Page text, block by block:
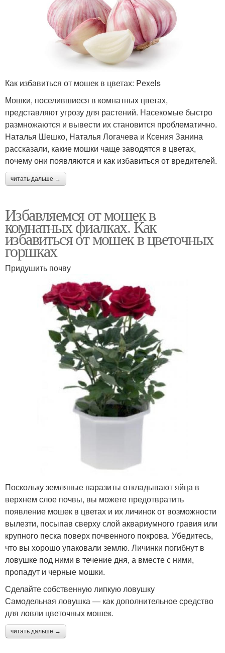
Как избавиться от мошек в цветах: Pexels
Мошки, поселившиеся в комнатных цветах,
представляют угрозу для растений. Насекомые быстро
размножаются и вывести их становится проблематично.
Наталья Шешко, Наталья Логачева и Ксения Занина
рассказали, какие мошки чаще заводятся в цветах,
почему они появляются и как избавиться от вредителей.
читать дальше →
Избавляемся от мошек в
комнатных фиалках. Как
избавиться от мошек в цветочных
горшках
Придушить почву
Поскольку земляные паразиты откладывают яйца в
верхнем слое почвы, вы можете предотвратить
появление мошек в цветах и их личинок от возможности
вылезти, посыпав сверху слой аквариумного гравия или
крупного песка поверх почвенного покрова. Убедитесь,
что вы хорошо упаковали землю. Личинки погибнут в
ловушке под ними в течение дня, а вместе с ними,
пропадут и черные мошки.
Сделайте собственную липкую ловушку
Самодельная ловушка — как дополнительное средство
для ловли цветочных мошек.
читать дальше →